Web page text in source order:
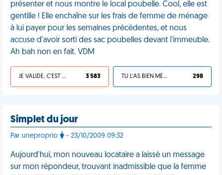
présenter et nous montre le local poubelle. Cool, elle est
gentille ! Elle enchaîne sur les frais de femme de ménage
à lui payer pour les semaines précédentes, et nous
accuse d'avoir sorti des sac poubelles devant l'immeuble.
Ah bah non en fait. VDM
JE VALIDE, C'EST UNE VDM 3 583 TU L'AS BIEN MÉRITÉ 298
Simplet du jour
Par uneproprio - 23/10/2009 09:32
Aujourd'hui, mon nouveau locataire a laissé un message
sur mon répondeur, trouvant inadmissible que la femme